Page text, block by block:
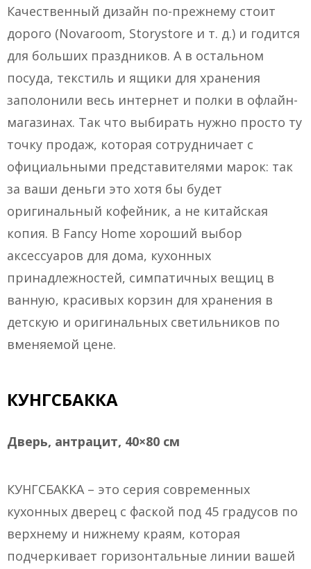
Качественный дизайн по-прежнему стоит
дорого (Novaroom, Storystore и т. д.) и годится
для больших праздников. А в остальном
посуда, текстиль и ящики для хранения
заполонили весь интернет и полки в офлайн-
магазинах. Так что выбирать нужно просто ту
точку продаж, которая сотрудничает с
официальными представителями марок: так
за ваши деньги это хотя бы будет
оригинальный кофейник, а не китайская
копия. В Fancy Home хороший выбор
аксессуаров для дома, кухонных
принадлежностей, симпатичных вещиц в
ванную, красивых корзин для хранения в
детскую и оригинальных светильников по
вменяемой цене.
КУНГСБАККА
Дверь, антрацит, 40×80 см
КУНГСБАККА – это серия современных
кухонных дверец с фаской под 45 градусов по
верхнему и нижнему краям, которая
подчеркивает горизонтальные линии вашей